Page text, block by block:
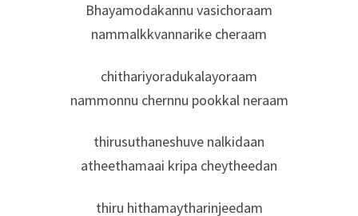
Bhayamodakannu vasichoraam
nammalkkvannarike cheraam
chithariyoradukalayoraam
nammonnu chernnu pookkal neraam
thirusuthaneshuve nalkidaan
atheethamaai kripa cheytheedan
thiru hithamaytharinjeedam